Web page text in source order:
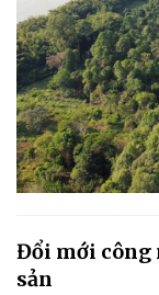
Đổi mới công
sản